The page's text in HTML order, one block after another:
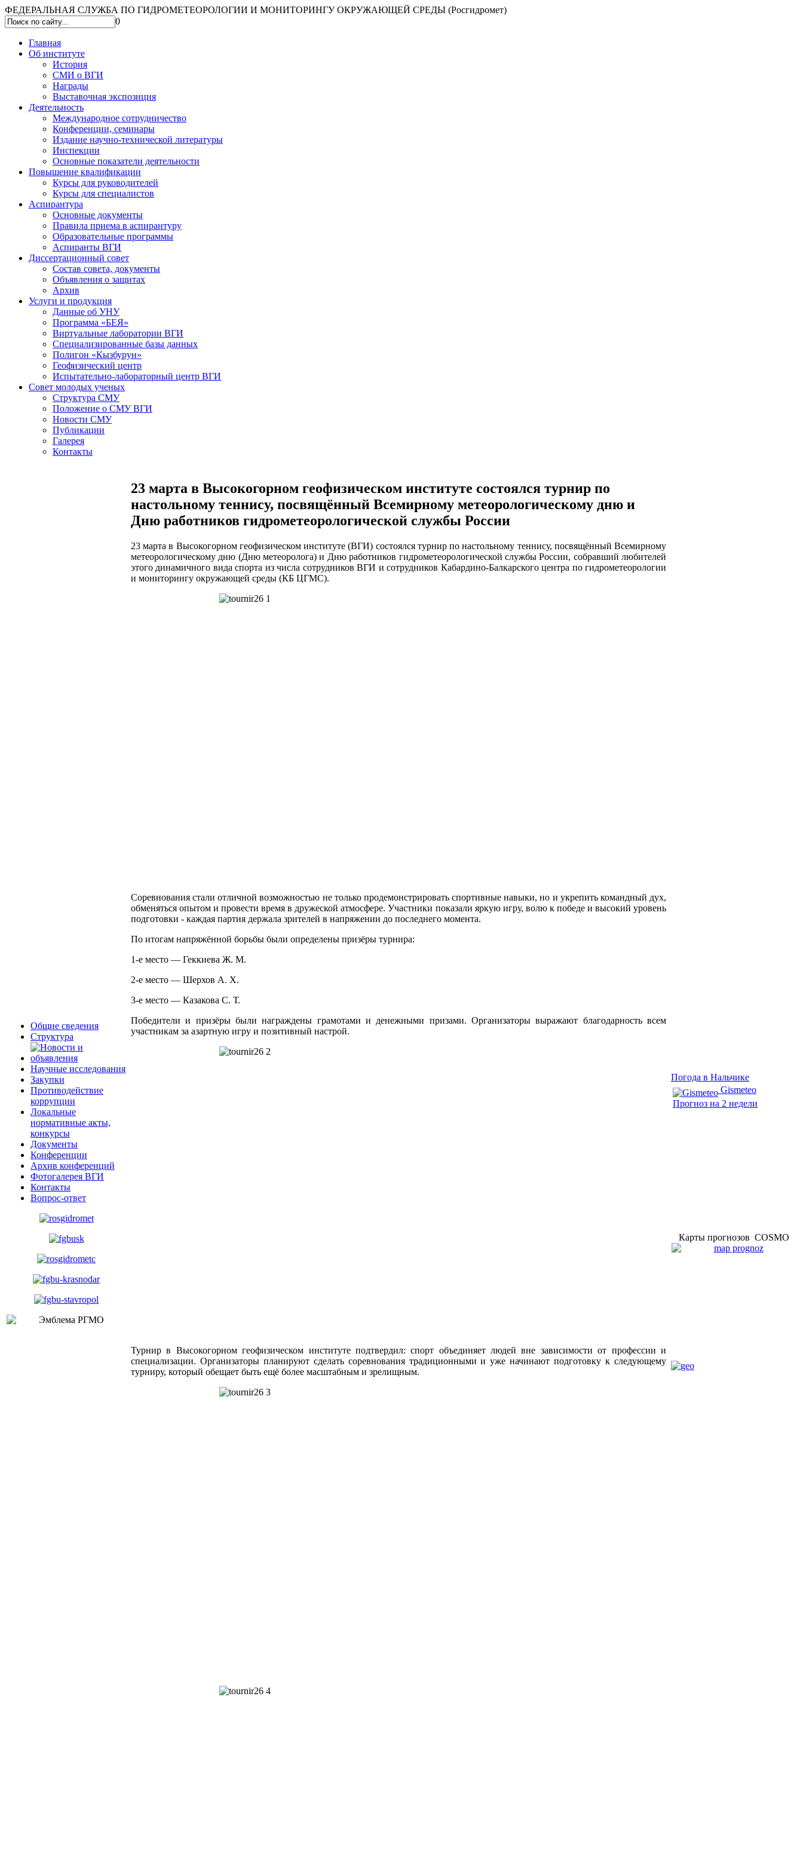
ФЕДЕРАЛЬНАЯ СЛУЖБА ПО ГИДРОМЕТЕОРОЛОГИИ И МОНИТОРИНГУ ОКРУЖАЮЩЕЙ СРЕДЫ (Росгидромет)
0
Главная
Об институте
История
СМИ о ВГИ
Награды
Выставочная экспозиция
Деятельность
Международное сотрудничество
Конференции, семинары
Издание научно-технической литературы
Инспекции
Основные показатели деятельности
Повышение квалификации
Курсы для руководителей
Курсы для специалистов
Аспирантура
Основные документы
Правила приема в аспирантуру
Образовательные программы
Аспиранты ВГИ
Диссертационный совет
Состав совета, документы
Объявления о защитах
Архив
Услуги и продукция
Данные об УНУ
Программа «БЕЯ»
Виртуальные лаборатории ВГИ
Специализированные базы данных
Полигон «Кызбурун»
Геофизический центр
Испытательно-лабораторный центр ВГИ
Совет молодых ученых
Структура СМУ
Положение о СМУ ВГИ
Новости СМУ
Публикации
Галерея
Контакты
Общие сведения
Структура
Научные исследования
Закупки
Противодействие
коррупции
Локальные
нормативные акты,
конкурсы
Документы
Конференции
Архив конференций
Фотогалерея ВГИ
Контакты
Вопрос-ответ
23 марта в Высокогорном геофизическом институте состоялся турнир по
настольному теннису, посвящённый Всемирному метеорологическому дню и
Дню работников гидрометеорологической службы России
23 марта в Высокогорном геофизическом институте (ВГИ) состоялся турнир по настольному теннису, посвящённый Всемирному
метеорологическому дню (Дню метеоролога) и Дню работников гидрометеорологической службы России, собравший любителей
этого динамичного вида спорта из числа сотрудников ВГИ и сотрудников Кабардино-Балкарского центра по гидрометеорологии
и мониторингу окружающей среды (КБ ЦГМС).
Соревнования стали отличной возможностью не только продемонстрировать спортивные навыки, но и укрепить командный дух,
обменяться опытом и провести время в дружеской атмосфере. Участники показали яркую игру, волю к победе и высокий уровень
подготовки - каждая партия держала зрителей в напряжении до последнего момента.
По итогам напряжённой борьбы были определены призёры турнира:
1‑е место — Геккиева Ж. М.
2‑е место — Шерхов А. Х.
3‑е место — Казакова С. Т.
Победители и призёры были награждены грамотами и денежными призами. Организаторы выражают благодарность всем
участникам за азартную игру и позитивный настрой.
Турнир в Высокогорном геофизическом институте подтвердил: спорт объединяет людей вне зависимости от профессии и
специализации. Организаторы планируют сделать соревнования традиционными и уже начинают подготовку к следующему
турниру, который обещает быть ещё более масштабным и зрелищным.
Погода в Нальчике
Gismeteo
Прогноз на 2 недели
Карты прогнозов COSMO